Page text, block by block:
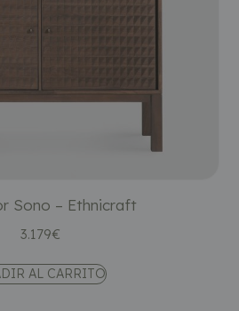
Sono – Ethnicraft
3.179€
AL CARRITO